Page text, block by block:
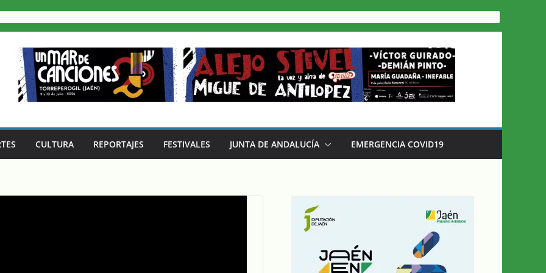
CULTURA REPORTAJES FESTIVALES JUNTA DE ANDALUCÍA EMERGENCIA COVID19